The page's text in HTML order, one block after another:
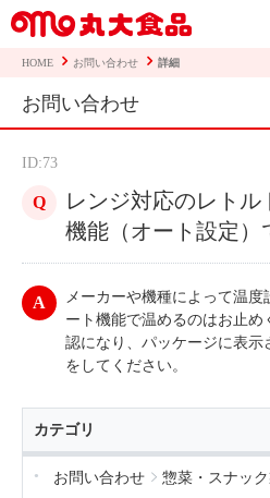
HOME お問い合わせ 詳細
お問い合わせ
ID:73
レンジ対応のレト
機能（オート設定）
メーカーや機種によって温
ート機能で温めるのはお止
認になり、パッケージに表
をしてください。
カテゴリ
お問い合わせ 惣菜・スナッ